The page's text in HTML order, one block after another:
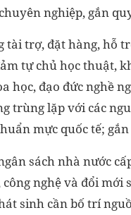
nghiệp, gắn
tài trợ, đặt hàng, hỗ
tự chủ học thuật,
học, đạo đức nghề
trùng lặp với các
mực quốc tế;
sách nhà nước
nghệ và đổi mới
sinh cần bố trí